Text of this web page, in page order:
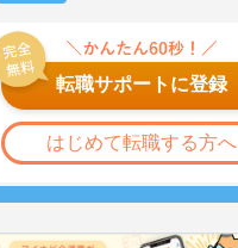
転職サポートに登録
はじめて転職する方へ